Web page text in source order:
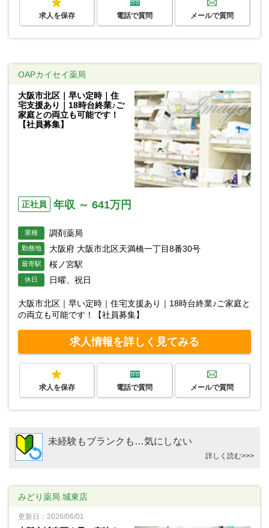
求人を保存 電話で質問 メールで質問
OAPカイセイ薬局
大阪市北区｜早い定時｜住
宅支援あり｜18時台終業♪ご
家庭との両立も可能です！
【社員募集】
正社員 年収 ～ 641万円
業種 調剤薬局
勤務地 大阪府 大阪市北区天満橋一丁目8番30号
最寄駅 桜ノ宮駅
休日 日曜、祝日
大阪市北区｜早い定時｜住宅支援あり｜18時台終業♪ご家庭と
の両立も可能です！【社員募集】
求人情報を詳しく見てみる
求人を保存 電話で質問 メールで質問
未経験もブランクも…気にしない
詳しく読む>>>
みどり薬局 城東店
更新日：2026/06/01